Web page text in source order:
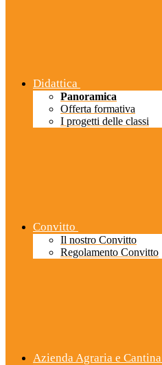
Didattica
Panoramica
Offerta formativa
I progetti delle classi
Convitto
Il nostro Convitto
Regolamento Convitto
Azienda Agraria e Cantina